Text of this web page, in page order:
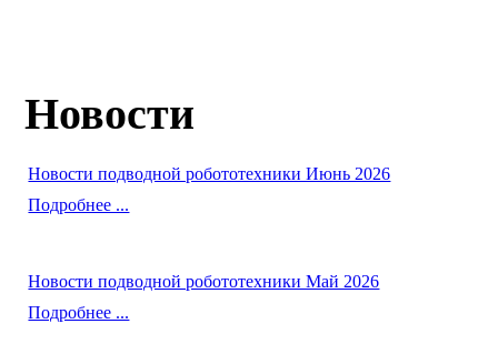
Новости
Новости подводной робототехники Июнь 2026
Подробнее ...
Новости подводной робототехники Май 2026
Подробнее ...